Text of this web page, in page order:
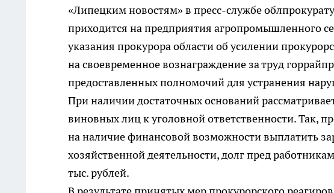
«Липецким новостям» в пресс-службе
приходится на предприятия агропромышленного
указания прокурора области об усилении
на своевременное вознаграждение за труд
предоставленных полномочий для устранения
При наличии достаточных оснований
виновных лиц к уголовной ответственности. Так,
на наличие финансовой возможности выплатить
хозяйственной деятельности, долг пред
тыс. рублей.